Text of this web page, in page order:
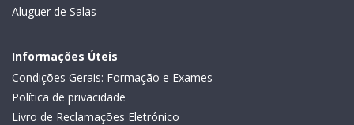
Aluguer de Salas
Informações Úteis
Condições Gerais: Formação e Exames
Política de privacidade
Livro de Reclamações Eletrónico